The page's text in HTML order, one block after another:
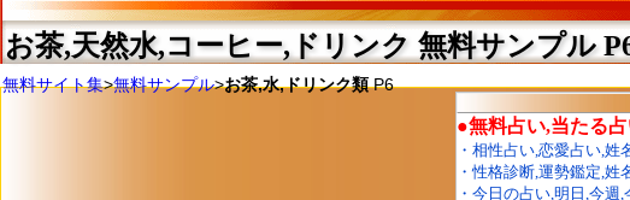
お茶,天然水,コーヒー,ドリンク 無料サンプル
無料サイト集>無料サンプル>お茶,水,ドリンク類P6